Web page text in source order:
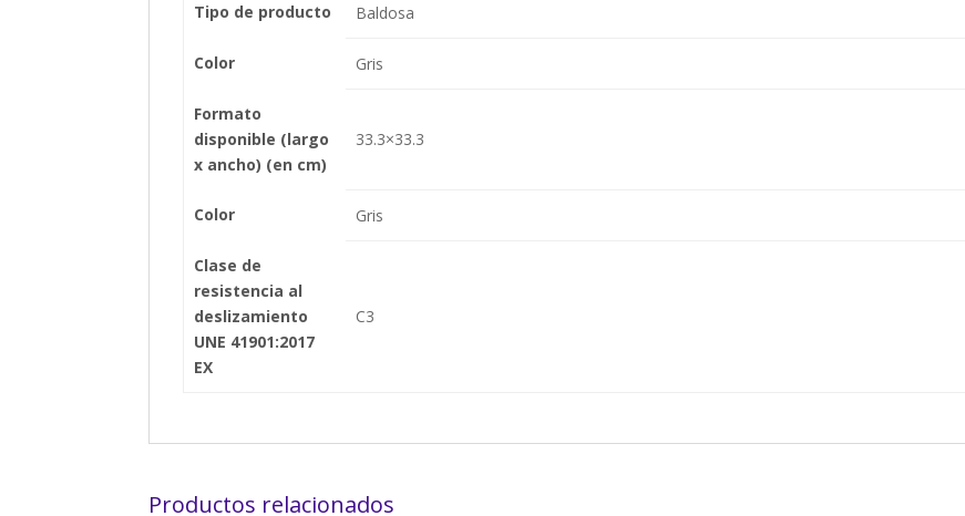
Tipo de producto Baldosa
Color Gris
Formato
disponible (largo
x ancho) (en cm)
33.3×33.3
Color Gris
Clase de
resistencia al
deslizamiento
UNE 41901:2017
EX
C3
Productos relacionados